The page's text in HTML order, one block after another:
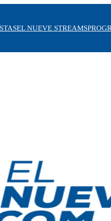
EL NUEVE STREAMS